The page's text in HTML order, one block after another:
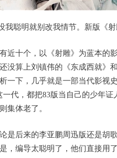
聪明就别改我情节。新版《射
近十个，以《射雕》为蓝本的
没算上刘镇伟的《东成西就》
一下，几乎就是一部当代影视
代，都把83版当自己的少年
集体老了。
是后来的李亚鹏周迅版还是胡
，编导太聪明了，他们直接用